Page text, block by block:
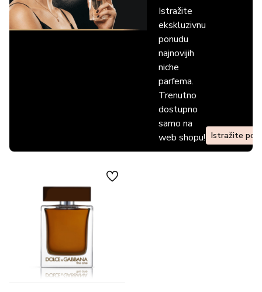
Istražite
ekskluzivnu
ponudu
najnovijih
niche
parfema.
Trenutno
dostupno
samo na
web shopu! Istražite